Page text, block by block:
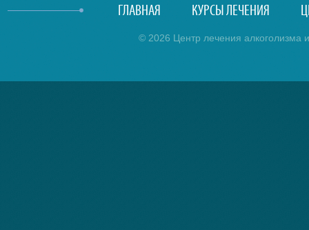
ГЛАВНАЯ КУРСЫ ЛЕЧЕНИЯ
© 2026 Центр лечения алкоголизма